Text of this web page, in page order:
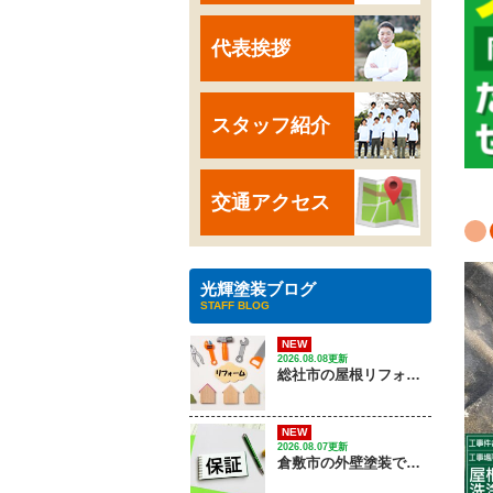
代表挨拶
スタッフ紹介
交通アクセス
光輝塗装ブログ
STAFF BLOG
NEW
2026.08.08更新
総社市の屋根リフォーム｜ 劣化サインから費用、優良業者の選び方は？
NEW
2026.08.07更新
倉敷市の外壁塗装で失敗しない保証の選び方は？｜ 株式会社光輝